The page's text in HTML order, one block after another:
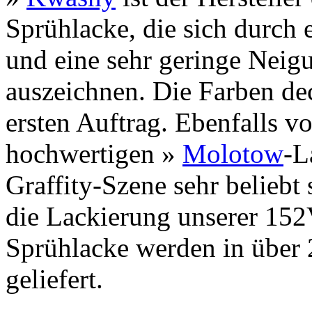
Sprühlacke, die sich durch
und eine sehr geringe
auszeichnen. Die Farben
ersten Auftrag. Ebenfalls
hochwertigen » Molotow-
Graffity-Szene sehr
die Lackierung unserer
Sprühlacke werden in
geliefert.